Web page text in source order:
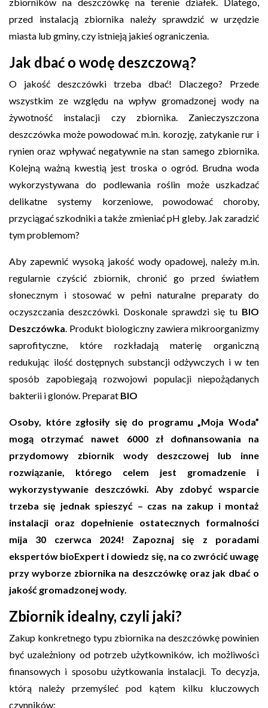
przed instalacją zbiornika należy sprawdzić w urzędzie
miasta lub gminy, czy istnieją jakieś ograniczenia.
Jak dbać o wodę deszczową?
O jakość deszczówki trzeba dbać! Dlaczego? Przede
wszystkim ze względu na wpływ gromadzonej wody na
żywotność instalacji czy zbiornika. Zanieczyszczona
deszczówka może powodować m.in. korozję, zatykanie rur i
rynien oraz wpływać negatywnie na stan samego zbiornika.
Kolejną ważną kwestią jest troska o ogród. Brudna woda
wykorzystywana do podlewania roślin może uszkadzać
delikatne systemy korzeniowe, powodować choroby,
przyciągać szkodniki a także zmieniać pH gleby. Jak zaradzić
tym problemom?
Aby zapewnić wysoką jakość wody opadowej, należy m.in.
regularnie czyścić zbiornik, chronić go przed światłem
słonecznym i stosować w pełni naturalne preparaty do
oczyszczania deszczówki. Doskonale sprawdzi się tu BIO
Deszczówka . Produkt biologiczny zawiera mikroorganizmy
saprofityczne, które rozkładają materię organiczną
redukując ilość dostępnych substancji odżywczych i w ten
sposób zapobiegają rozwojowi populacji niepożądanych
bakterii i glonów. Preparat BIO
Osoby, które zgłosiły się do programu „Moja Woda”
mogą otrzymać nawet 6000 zł dofinansowania na
przydomowy zbiornik wody deszczowej lub inne
rozwiązanie, którego celem jest gromadzenie i
wykorzystywanie deszczówki. Aby zdobyć wsparcie
trzeba się jednak spieszyć – czas na zakup i montaż
instalacji oraz dopełnienie ostatecznych formalności
mija 30 czerwca 2024! Zapoznaj się z poradami
ekspertów bioExpert i dowiedz się, na co zwrócić uwagę
przy wyborze zbiornika na deszczówkę oraz jak dbać o
jakość gromadzonej wody.
Zbiornik idealny, czyli jaki?
Zakup konkretnego typu zbiornika na deszczówkę powinien
być uzależniony od potrzeb użytkowników, ich możliwości
finansowych i sposobu użytkowania instalacji. To decyzja,
którą należy przemyśleć pod kątem kilku kluczowych
czynników: